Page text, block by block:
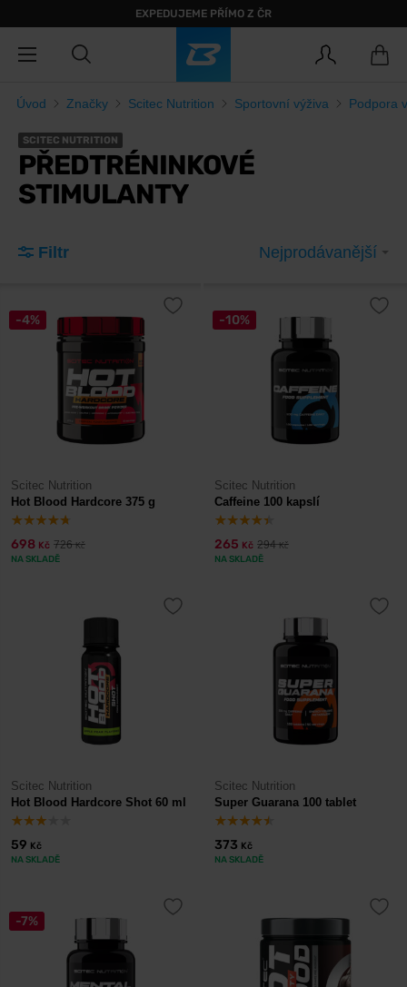
EXPEDUJEME PŘÍMO Z ČR
Úvod Značky Scitec Nutrition Sportovní výživa Podpora
SCITEC NUTRITION
PŘEDTRÉNINKOVÉ
STIMULANTY
Filtr Nejprodávanější
-4%
Scitec Nutrition
Hot Blood Hardcore 375 g
698 Kč 726Kč
NA SKLADĚ
-10%
Scitec Nutrition
Caffeine 100 kapslí
265 Kč 294Kč
NA SKLADĚ
Scitec Nutrition
Hot Blood Hardcore Shot 60 ml
59 Kč
NA SKLADĚ
Scitec Nutrition
Super Guarana 100 tablet
373 Kč
NA SKLADĚ
-7%